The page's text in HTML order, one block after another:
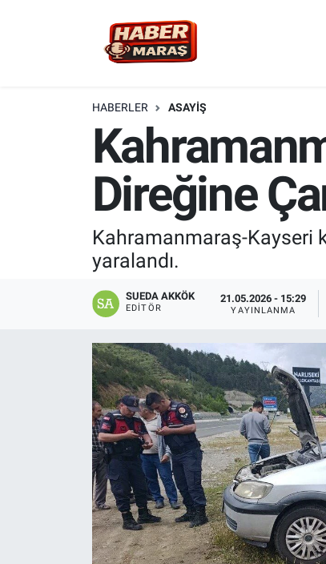
HABERLER ASAYİŞ
Direğine
Kahramanmaraş-Kayseri
yaralandı.
SUEDA AKKÖK
EDITÖR
21.05.2026 - 15:29
YAYINLANMA
YEREL YÖNETİM
GÜNCEL
BİLİM VE TEKNOLOJİ
KADIN AİLE
EKONOMİ
SİYASET
SAĞLIK
EĞİTİM
MAGAZİN
Nöbetçi Eczaneler
Hava Durumu
Trafik Durumu
Süper Lig Puan Durumu ve Fikstür
Son Dakika Haberleri
Haber Arşivi